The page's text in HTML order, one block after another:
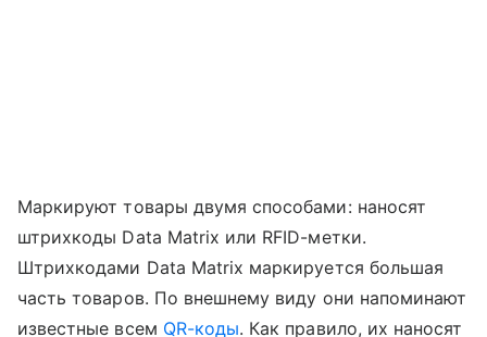
Маркируют товары двумя способами: наносят
штрихкоды Data Matrix или RFID-метки.
Штрихкодами Data Matrix маркируется большая
часть товаров. По внешнему виду они напоминают
известные всем QR-коды. Как правило, их наносят